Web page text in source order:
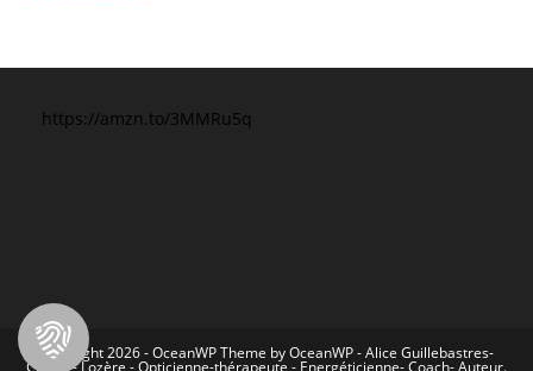
https://amzn.to/3MMRu5q
Copyright 2026 - OceanWP Theme by OceanWP - Alice Guillebastres-
Chirac - Lozère - Opticienne-thérapeute - Energéticienne- Coach- Auteur.